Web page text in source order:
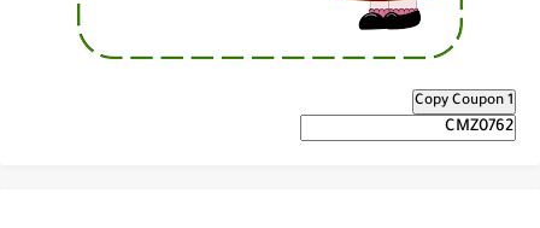
Copy Coupon 1